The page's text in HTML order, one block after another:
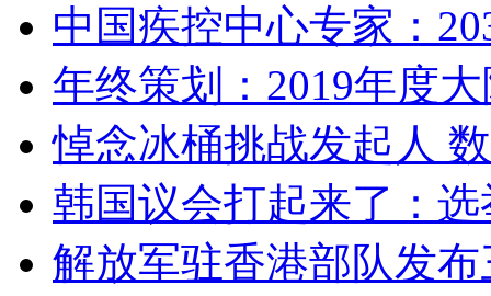
中国疾控中心专家：
年终策划：2019年度
悼念冰桶挑战发起人
韩国议会打起来了：
解放军驻香港部队发